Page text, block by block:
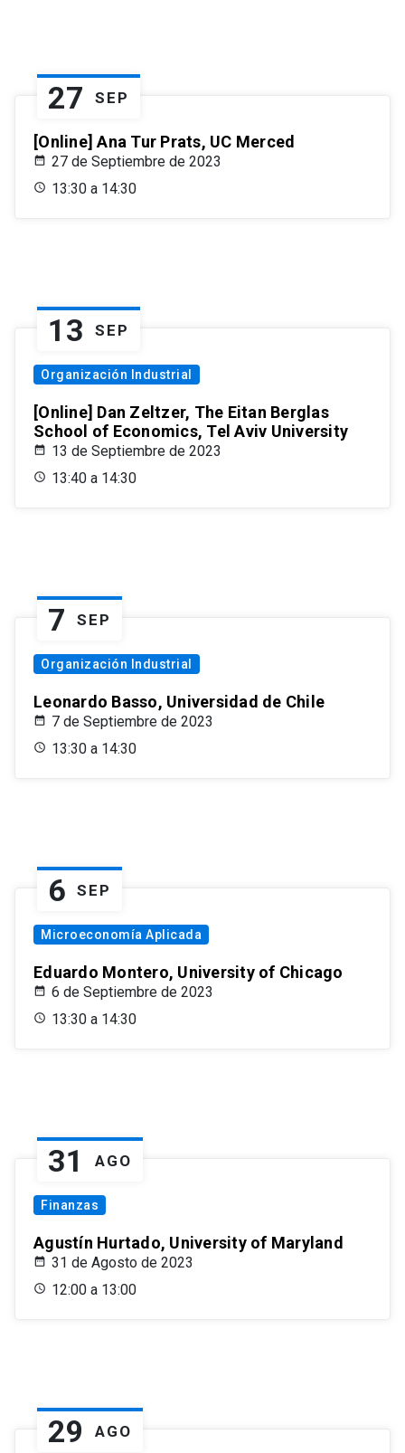
27 SEP
[Online] Ana Tur Prats, UC Merced
27 de Septiembre de 2023
13:30 a 14:30
13 SEP
Organización Industrial
[Online] Dan Zeltzer, The Eitan Berglas
School of Economics, Tel Aviv University
13 de Septiembre de 2023
13:40 a 14:30
7 SEP
Organización Industrial
Leonardo Basso, Universidad de Chile
7 de Septiembre de 2023
13:30 a 14:30
6 SEP
Microeconomía Aplicada
Eduardo Montero, University of Chicago
6 de Septiembre de 2023
13:30 a 14:30
31 AGO
Finanzas
Agustín Hurtado, University of Maryland
31 de Agosto de 2023
12:00 a 13:00
29 AGO